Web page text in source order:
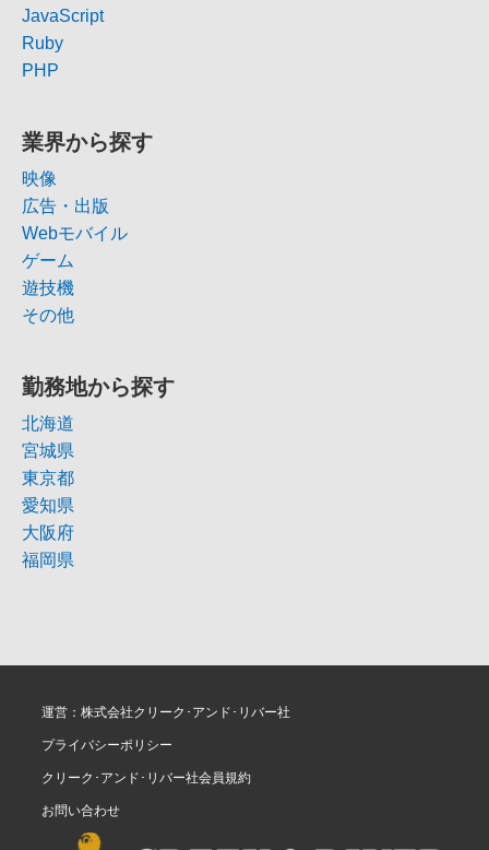
JavaScript
Ruby
PHP
業界から探す
映像
広告・出版
Webモバイル
ゲーム
遊技機
その他
勤務地から探す
北海道
宮城県
東京都
愛知県
大阪府
福岡県
運営：株式会社クリーク･アンド･リバー社
プライバシーポリシー
クリーク･アンド･リバー社会員規約
お問い合わせ